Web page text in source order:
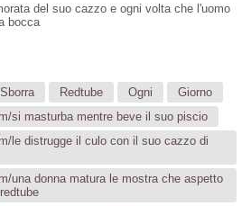
del suo cazzo e ogni volta che l'uomo
bocca
Sborra Redtube Ogni
Giorno
si masturba mentre beve il suo piscio
le distrugge il culo con il suo cazzo di
una donna matura le mostra che aspetto